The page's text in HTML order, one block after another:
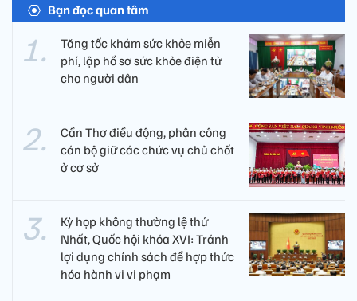
Bạn đọc quan tâm
Tăng tốc khám sức khỏe miễn
phí, lập hồ sơ sức khỏe điện tử
cho người dân
Cần Thơ điều động, phân công
cán bộ giữ các chức vụ chủ chốt
ở cơ sở
Kỳ họp không thường lệ thứ
Nhất, Quốc hội khóa XVI: Tránh
lợi dụng chính sách để hợp thức
hóa hành vi vi phạm